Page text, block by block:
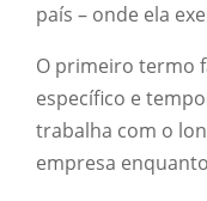
país – onde ela
O primeiro termo
específico e
trabalha com o
empresa